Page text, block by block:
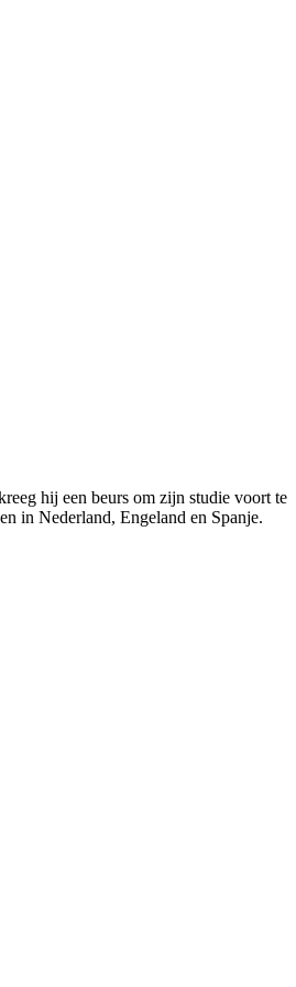
hij een beurs om zijn studie voort te
in Nederland, Engeland en Spanje.